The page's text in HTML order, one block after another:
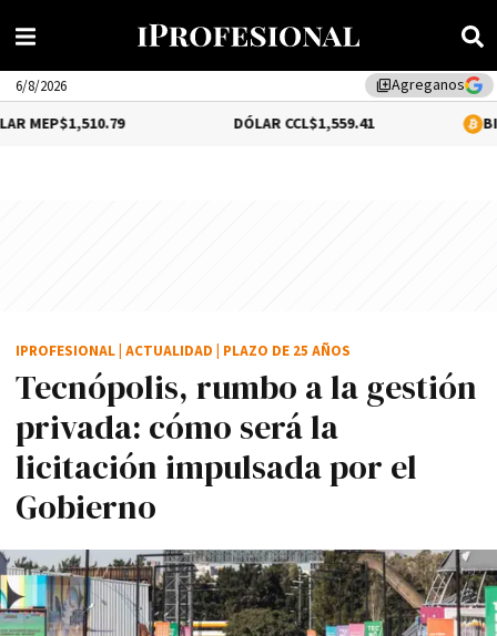
library_addAgreganos
6/8/2026
$1,559.41 0.12%
Tecnópolis, rumbo a la gestión
privada: cómo será la
licitación impulsada por el
Gobierno
IPROFESIONAL ACTUALIDAD PLAZO DE 25 AÑOS